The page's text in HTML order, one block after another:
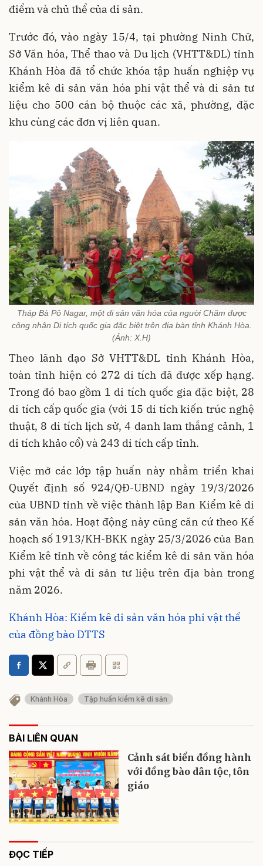
điểm và chủ thể của di sản.
Trước đó, vào ngày 15/4, tại phường Ninh Chữ,
Sở Văn hóa, Thể thao và Du lịch (VHTT&DL) tỉnh
Khánh Hòa đã tổ chức khóa tập huấn nghiệp vụ
kiểm kê di sản văn hóa phi vật thể và di sản tư
liệu cho 500 cán bộ thuộc các xã, phường, đặc
khu cùng các đơn vị liên quan.
Tháp Bà Pô Nagar, một di sản văn hóa của người Chăm được
công nhận Di tích quốc gia đặc biệt trên địa bàn tỉnh Khánh Hòa.
(Ảnh: X.H)
Theo lãnh đạo Sở VHTT&DL tỉnh Khánh Hòa,
toàn tỉnh hiện có 272 di tích đã được xếp hạng.
Trong đó bao gồm 1 di tích quốc gia đặc biệt, 28
di tích cấp quốc gia (với 15 di tích kiến trúc nghệ
thuật, 8 di tích lịch sử, 4 danh lam thắng cảnh, 1
di tích khảo cổ) và 243 di tích cấp tỉnh.
Việc mở các lớp tập huấn này nhằm triển khai
Quyết định số 924/QĐ-UBND ngày 19/3/2026
của UBND tỉnh về việc thành lập Ban Kiểm kê di
sản văn hóa. Hoạt động này cũng căn cứ theo Kế
hoạch số 1913/KH-BKK ngày 25/3/2026 của Ban
Kiểm kê tỉnh về công tác kiểm kê di sản văn hóa
phi vật thể và di sản tư liệu trên địa bàn trong
năm 2026.
Khánh Hòa: Kiểm kê di sản văn hóa phi vật thể
của đồng bào DTTS
Khánh Hòa Tập huấn kiểm kê di sản
BÀI LIÊN QUAN
Cảnh sát biển đồng hành
với đồng bào dân tộc, tôn
giáo
ĐỌC TIẾP